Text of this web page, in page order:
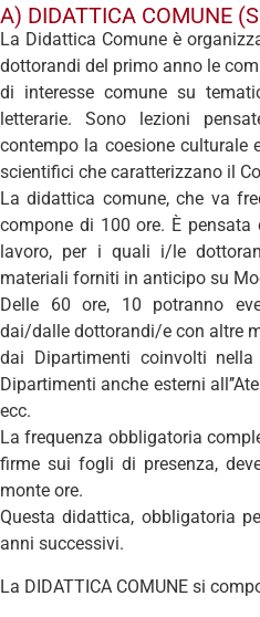
A) DIDATTICA COMUNE
La Didattica Comune è
dottorandi del primo anno le
di interesse comune su
letterarie. Sono lezioni
contempo la coesione culturale
scientifici che caratterizzano il
La didattica comune, che va
compone di 100 ore. È
lavoro, per i quali i/le
materiali forniti in anticipo su
Delle 60 ore, 10 potranno
dai/dalle dottorandi/e con altre
dai Dipartimenti coinvolti
Dipartimenti anche esterni
ecc.
La frequenza obbligatoria
firme sui fogli di presenza,
monte ore.
Questa didattica, obbligatoria
anni successivi.
La DIDATTICA COMUNE si